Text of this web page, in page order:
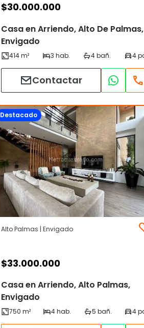
$30.000.000
Casa en Arriendo, Alto De Palmas,
Envigado
Contactar
Destacado
Alto Palmas | Envigado
$33.000.000
Casa en Arriendo, Alto Palmas,
Envigado